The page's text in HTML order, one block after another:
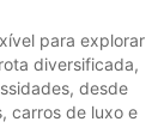
para explorar
diversificada,
desde
carros de luxo e